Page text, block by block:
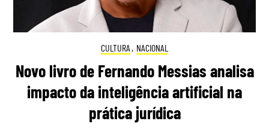
CULTURA , NACIONAL
Novo livro de Fernando Messias analisa
impacto da inteligência artificial na
prática jurídica